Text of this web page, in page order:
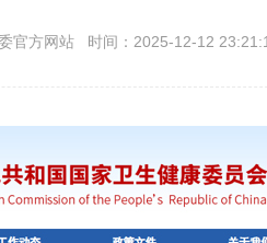
官方网站 时间：2025-12-12